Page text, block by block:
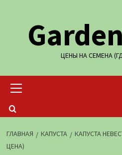
содержимому
ЦЕНЫ НА СЕМЕНА
меню
ГЛАВНАЯ КАПУСТА
КАПУСТА
ЦЕНА)